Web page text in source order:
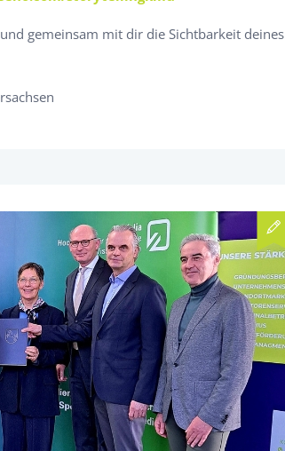
gemeinsam mit dir die Sichtbarkeit deines